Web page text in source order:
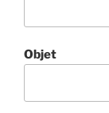
Objet